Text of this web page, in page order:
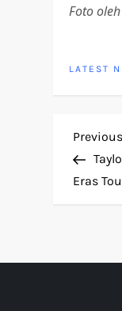
Foto
LATEST
P
o
t
Previous
Post
Previous
Eras